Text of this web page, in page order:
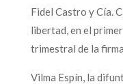
Fidel Castro y Cía.
libertad, en el
trimestral de la
Vilma Espín, la